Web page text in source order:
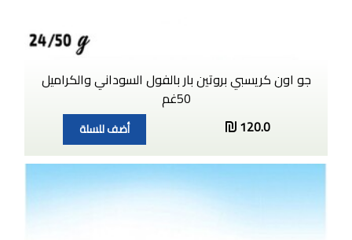
جو اون كريسبي بروتين بار بالفول السوداني والكراميل
50غم
120.0
أضف للسلة